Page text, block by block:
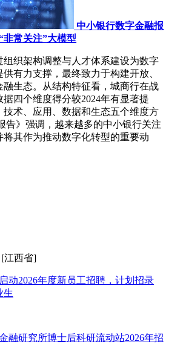
中小银行数字金融报
非常关注”大模型
组织架构调整与人才体系建设为数字
有力支撑，最终致力于构建开放、
融生态。从结构特征看，城商行在战
四个维度得分较2024年有显著提
技术、应用、数据和生态五个维度方
告》强调，越来越多的中小银行关注
将其作为推动数字化转型的重要动
[江西省]
动2026年度新员工招聘，计划招录
生
融研究所博士后科研流动站2026年招